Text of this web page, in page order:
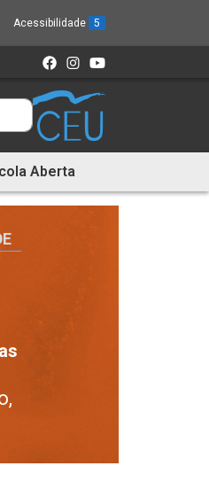
Acessibilidade 5
Aberta